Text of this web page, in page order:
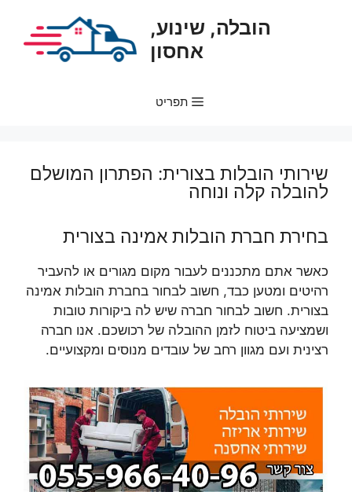
הובלה, שינוע,
אחסון
תפריט
שירותי הובלות בצורית: הפתרון המושלם
להובלה קלה ונוחה
בחירת חברת הובלות אמינה בצורית
כאשר אתם מתכננים לעבור מקום מגורים או להעביר
רהיטים ומטען כבד, חשוב לבחור בחברת הובלות אמינה
בצורית. חשוב לבחור חברה שיש לה ביקורות טובות
ושמציעה ביטוח לזמן ההובלה של רכושכם. אנו חברה
רצינית ועם מגוון רחב של עובדים מנוסים ומקצועיים.